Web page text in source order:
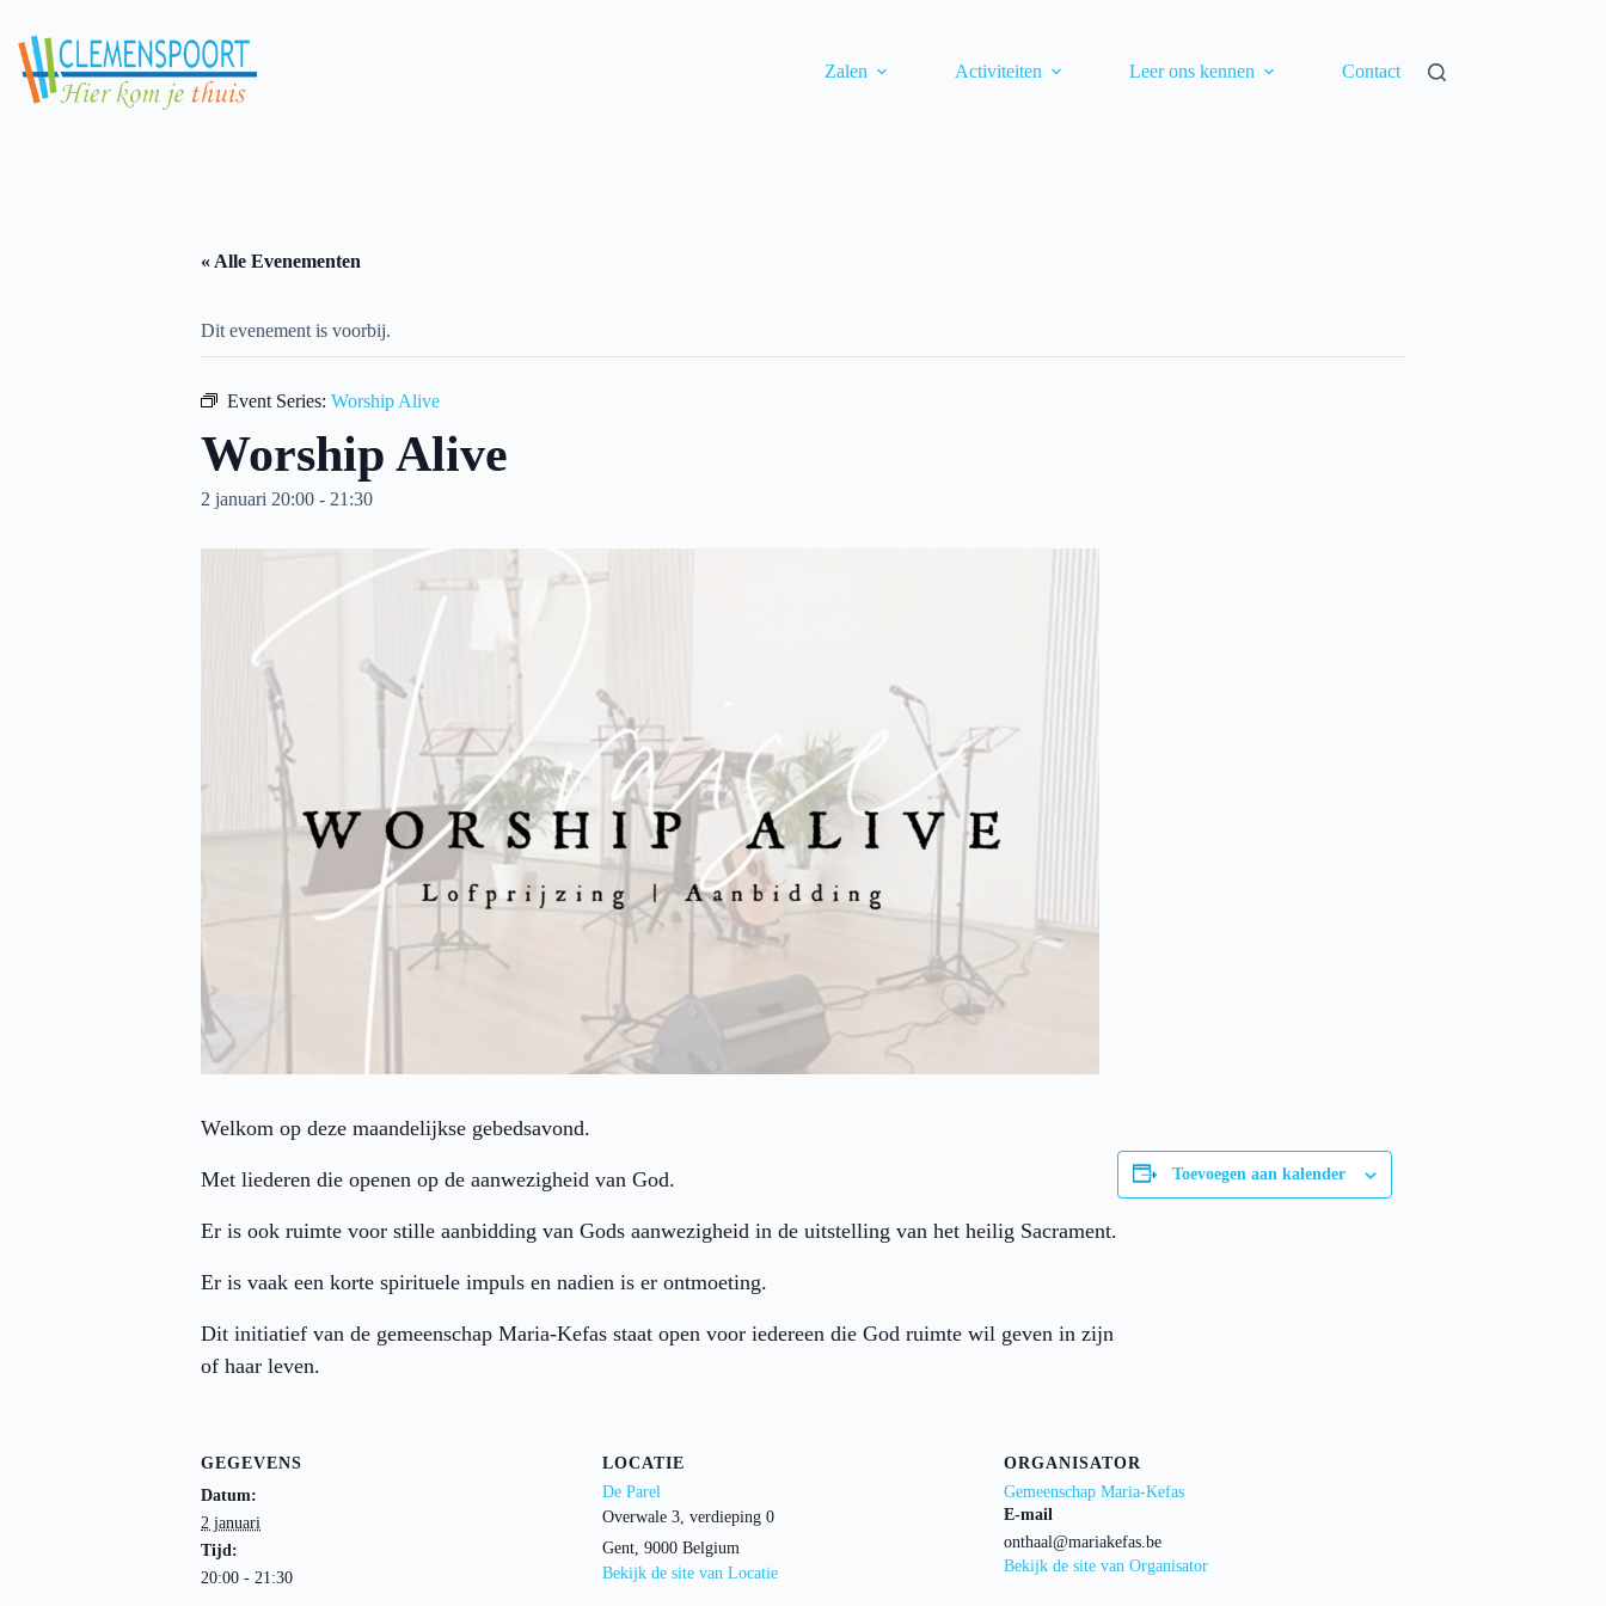
content
Zalen
Activiteiten Leer ons kennen Contact
« Alle Evenementen
Dit evenement is voorbij.
Event Series: Worship Alive
Worship Alive
2 januari 20:00 - 21:30
Welkom op deze maandelijkse gebedsavond.
Met liederen die openen op de aanwezigheid van God.
Er is ook ruimte voor stille aanbidding van Gods aanwezigheid in de uitstelling van het heilig Sacrament.
Er is vaak een korte spirituele impuls en nadien is er ontmoeting.
Dit initiatief van de gemeenschap Maria-Kefas staat open voor iedereen die God ruimte wil geven in zijn
of haar leven.
Toevoegen aan kalender
GEGEVENS
Datum:
2 januari
Tijd:
20:00 - 21:30
LOCATIE
De Parel
Overwale 3, verdieping 0
Gent, 9000 Belgium
Bekijk de site van Locatie
ORGANISATOR
Gemeenschap Maria-Kefas
E-mail
onthaal@mariakefas.be
Bekijk de site van Organisator